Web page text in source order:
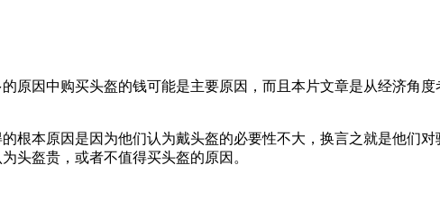
原因中购买头盔的钱可能是主要原因，而且本片文章是从经济角
本原因是因为他们认为戴头盔的必要性不大，换言之就是他们对
头盔贵，或者不值得买头盔的原因。